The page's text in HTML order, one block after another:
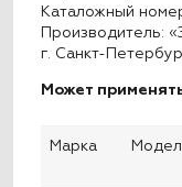
Каталожный
Производитель:
г. Санкт-
Может
Марка